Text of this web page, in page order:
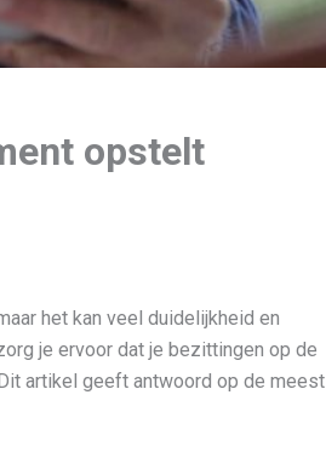
opstelt
het kan veel duidelijkheid en
je ervoor dat je bezittingen op de
artikel geeft antwoord op de meest